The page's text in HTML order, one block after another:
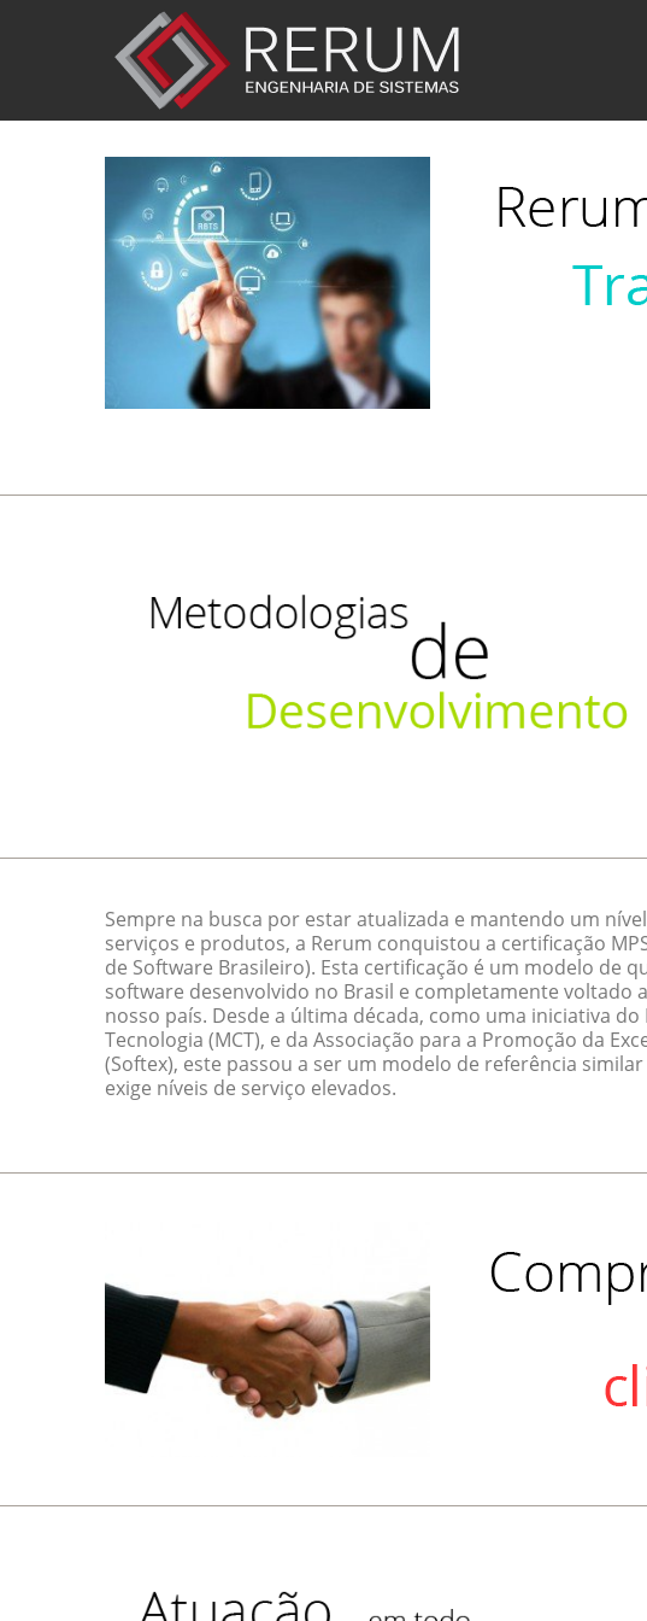
Sempre na busca por estar atualizada e mantendo um
serviços e produtos, a Rerum conquistou a certificação
de Software Brasileiro). Esta certificação é um modelo de
software desenvolvido no Brasil e completamente voltado
nosso país. Desde a última década, como uma iniciativa
Tecnologia (MCT), e da Associação para a Promoção da
(Softex), este passou a ser um modelo de referência
exige níveis de serviço elevados.